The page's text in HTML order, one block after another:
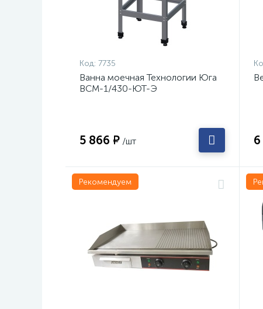
Код: 7735
Ванна моечная Технологии Юга
ВСМ-1/430-ЮТ-Э
5 866 ₽ /шт
Рекомендуем